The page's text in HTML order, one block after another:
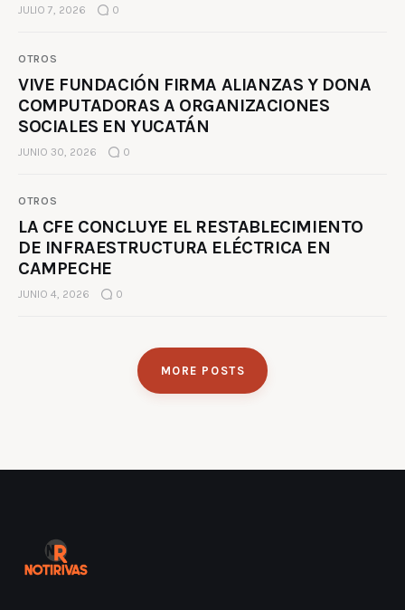
JULIO 7, 2026 0
OTROS
VIVE FUNDACIÓN FIRMA ALIANZAS Y DONA
COMPUTADORAS A ORGANIZACIONES
SOCIALES EN YUCATÁN
JUNIO 30, 2026 0
OTROS
LA CFE CONCLUYE EL RESTABLECIMIENTO
DE INFRAESTRUCTURA ELÉCTRICA EN
CAMPECHE
JUNIO 4, 2026 0
MORE POSTS